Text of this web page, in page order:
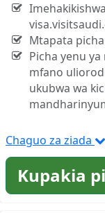
Mtapata
Picha yenu
mfano
ukubwa wa
Chaguo za ziada
Kupakia